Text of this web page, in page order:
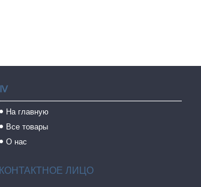
Ⅳ
На главную
Все товары
О нас